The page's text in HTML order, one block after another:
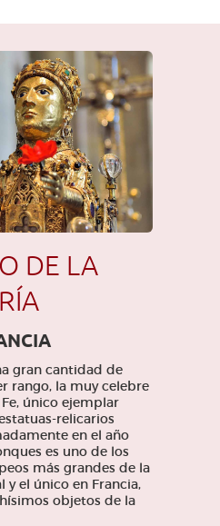
DE LA
gran cantidad de
rango, la muy celebre
único ejemplar
relicarios
en el año
es uno de los
más grandes de la
y el único en Francia,
objetos de la